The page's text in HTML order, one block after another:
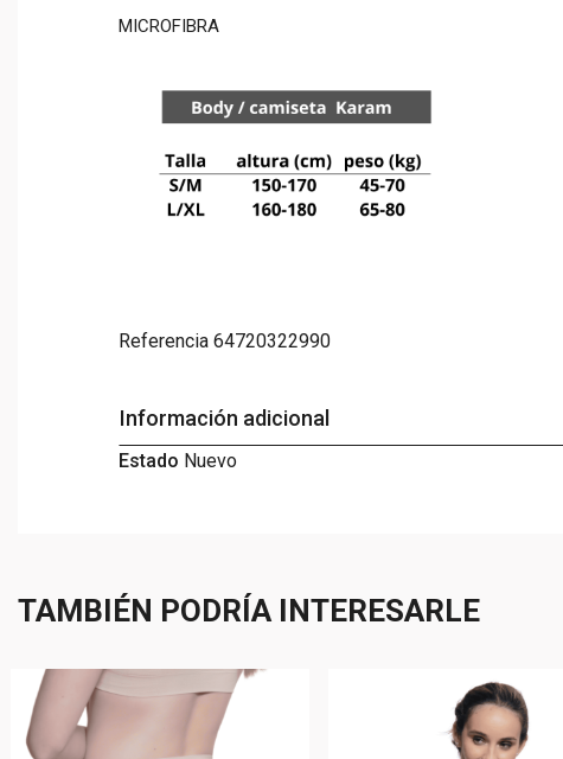
MICROFIBRA
Referencia 64720322990
Información adicional
Estado Nuevo
TAMBIÉN PODRÍA INTERESARLE